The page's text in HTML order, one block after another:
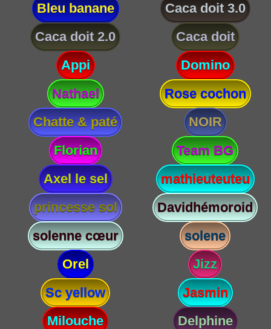
Bleu banane
Caca doit 3.0
Caca doit 2.0
Caca doit
Appi
Domino
Nathael
Rose cochon
Chatte & paté
NOIR
Florian
Team BG
Axel le sel
mathieuteuteu
princesse sol
Davidhémoroid
solenne cœur
solene
Orel
Jizz
Sc yellow
Jasmin
Milouche
Delphine